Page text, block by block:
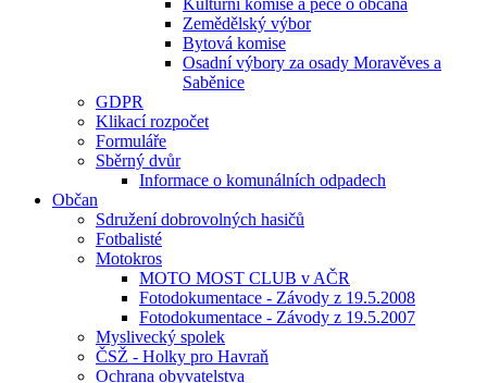
Kulturní komise a péče o občana
Zemědělský výbor
Bytová komise
Osadní výbory za osady Moravěves a
Saběnice
GDPR
Klikací rozpočet
Formuláře
Sběrný dvůr
Informace o komunálních odpadech
Občan
Sdružení dobrovolných hasičů
Fotbalisté
Motokros
MOTO MOST CLUB v AČR
Fotodokumentace - Závody z 19.5.2008
Fotodokumentace - Závody z 19.5.2007
Myslivecký spolek
ČSŽ - Holky pro Havraň
Ochrana obyvatelstva